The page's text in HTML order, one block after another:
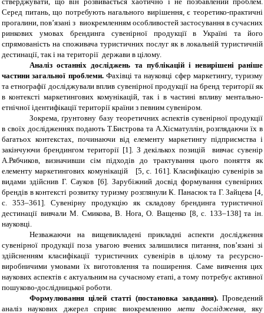
Серед питань, що потребують нагального вирішення, є теоретико-практичні
прогалини, пов’язані з виокремленням особливостей застосуванняв сучасних
ринкових умовах брендинга сувенірної продукції в Україні та його
спрямованість на споживача туристичних послуг як в локальній туристичній
дестинації, так і на території держави в цілому.
Аналіз останніх досліджень та публікацій і невирішені раніше
частини загальної проблеми. Фахівці та науковці сфер маркетингу, туризму
та етнографії досліджували вплив сувенірної продукції на бренд території як
в контексті маркетингових комунікацій, так і в частині впливу ментально-
етнічної ідентифікації території країни з певним сувеніром.
Зокрема, ґрунтовну базу теоретичних аспектів сувенірної продукції
в своїх дослідженнях подають Т.Бистрова та А.Хісматуллін, розглядаючи їх в
багатьох контекстах, починаючи від елементу маркетингу підприємства і
закінчуючи брендингом території [1]. З декількох позицій вивчає сувенір
А.Рябчиков, визначивши сім підходів до трактування цього поняття як
елементу маркетингових комунікацій [5, с. 161]. Класифікацію сувенірів за
видами здійснив Г. Сауков [6]. Зарубіжний досвід формування сувенірних
брендів в контексті розвитку туризму розглянули К. Панасюк та Г. Зайцева [4,
с. 353–361]. Сувенірну продукцію як складову брендинга туристичної
дестинації вивчали М. Смикова, В. Нога, О. Ващенко [8, с. 133–138] та ін.
науковці.
Незважаючи на вищевикладені прикладні аспекти дослідження
сувенірної продукції поза увагою вчених залишилися питання, пов’язані зі
здійсненням класифікації туристичних сувенірів в цілому та ресурсно-
виробничими умовами їх виготовлення та поширення. Саме вивчення цих
наукових аспектів є актуальним на сучасному етапі, а тому потребує активної
пошуково-дослідницької роботи.
Формулювання цілей статті (постановка завдання). Проведений
аналіз наукових джерел сприяє виокремленнюмети дослідження, яку